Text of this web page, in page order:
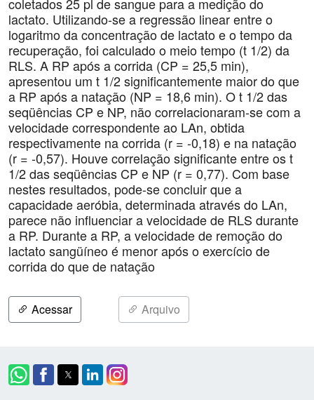
lactato. Utilizando-se a regressão linear entre o
logaritmo da concentração de lactato e o tempo da
recuperação, foi calculado o meio tempo (t 1/2) da
RLS. A RP após a corrida (CP = 25,5 min),
apresentou um t 1/2 significantemente maior do que
a RP após a natação (NP = 18,6 min). O t 1/2 das
seqüências CP e NP, não correlacionaram-se com a
velocidade correspondente ao LAn, obtida
respectivamente na corrida (r = -0,18) e na natação
(r = -0,57). Houve correlação significante entre os t
1/2 das seqüências CP e NP (r = 0,77). Com base
nestes resultados, pode-se concluir que a
capacidade aeróbia, determinada através do LAn,
parece não influenciar a velocidade de RLS durante
a RP. Durante a RP, a velocidade de remoção do
lactato sangüíneo é menor após o exercício de
corrida do que de natação
Acessar Arquivo